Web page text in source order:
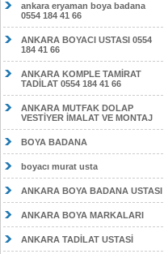
ankara eryaman boya badana
0554 184 41 66
ANKARA BOYACI USTASI 0554
184 41 66
ANKARA KOMPLE TAMİRAT
TADİLAT 0554 184 41 66
ANKARA MUTFAK DOLAP
VESTİYER İMALAT VE MONTAJ
BOYA BADANA
boyacı murat usta
ANKARA BOYA BADANA USTASI
ANKARA BOYA MARKALARI
ANKARA TADİLAT USTASİ